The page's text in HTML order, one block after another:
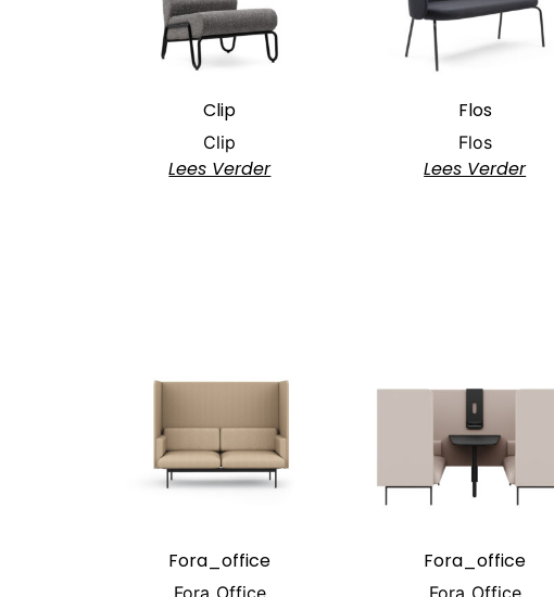
Clip
Clip
Lees Verder
Flos
Flos
Lees Verder
Fora_office Fora_office